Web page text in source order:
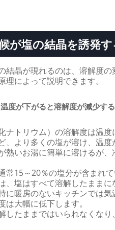
が塩の結晶を誘発
結晶が現れるのは、溶解度
理によって説明できます。
温度が下がると溶解度が減少する
ナトリウム）の溶解度は温度
、より多くの塩が溶け、温度
熱いお湯に簡単に溶けるが、
常15～20％の塩分が含まれて
、塩はすべて溶解したままに
に暖房のないキッチンでは
は大幅に低下します。
したままではいられなくな